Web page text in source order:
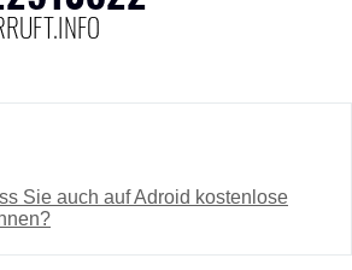
Sie auch auf Adroid kostenlose